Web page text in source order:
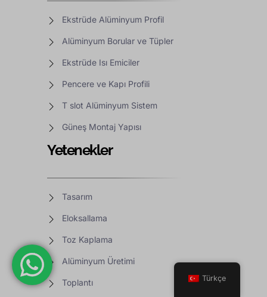
Ekstrüde Alüminyum Profil
Alüminyum Borular ve Tüpler
Ekstrüde Isı Emiciler
Pencere ve Kapı Profili
T slot Alüminyum Sistem
Güneş Montaj Yapısı
Yetenekler
Tasarım
Eloksallama
Toz Kaplama
Alüminyum Üretimi
Toplantı Türkçe